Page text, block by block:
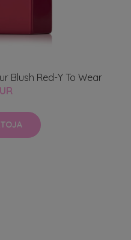
Blush Red-Y To Wear